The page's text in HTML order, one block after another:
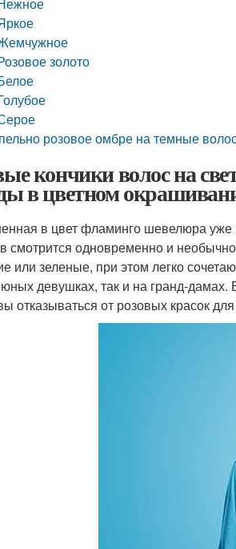
золото
розовое омбре на темные
кончики волос на
в цветном
в цвет фламинго шевелюра уже
смотрится одновременно и
или зеленые, при этом легко
девушках, так и на гранд-
отказываться от розовых красок